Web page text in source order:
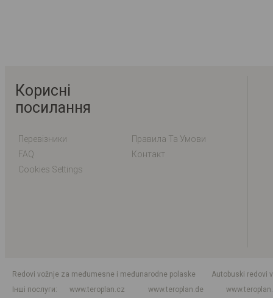
Корисні
посилання
Перевізники
Правила Та Умови
FAQ
Контакт
Cookies Settings
Redovi vožnje za međumesne i međunarodne polaske
Autobuski redovi
Інші послуги
www.teroplan.cz www.teroplan.de